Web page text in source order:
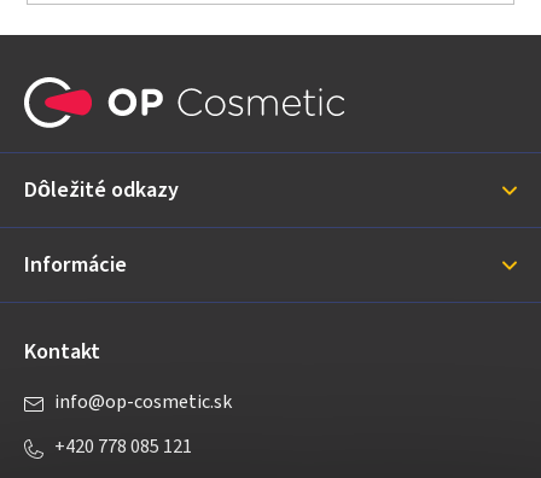
ä
i
Dôležité odkazy
Informácie
Kontakt
info@op-cosmetic.sk
+420 778 085 121